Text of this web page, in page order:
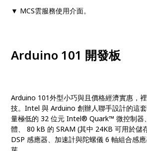
▼ MCS雲服務使用介面。
Arduino 101 開發板
Arduino 101外型小巧與且價格經濟實惠，
技。Intel 與 Arduino 創辦人聯手設計的這
量極低的 32 位元 Intel® Quark™ 微控制器
體、 80 kB 的 SRAM (其中 24KB 可用於儲
DSP 感應器、加速計與陀螺儀 6 軸組合感